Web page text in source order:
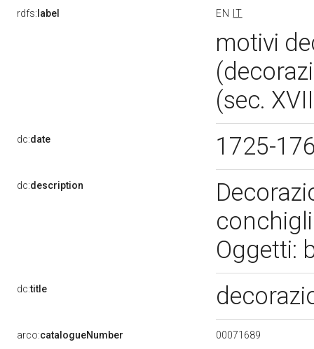
rdfs: label EN IT
motivi
(sec.
dc:date 1725-
dc:description
Oggetti:
dc:title
arco:catalogueNumber 00071689